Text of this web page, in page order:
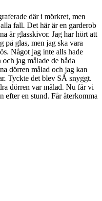
där i mörkret, men
fall. Det här är en garderob
är glasskivor. Jag har hört att
på glas, men jag ska vara
Något jag inte alls hade
jag målade de båda
dörren målad och jag kan
Tyckte det blev SÅ snyggt.
dörren var målad. Nu får vi
efter en stund. Får återkomma